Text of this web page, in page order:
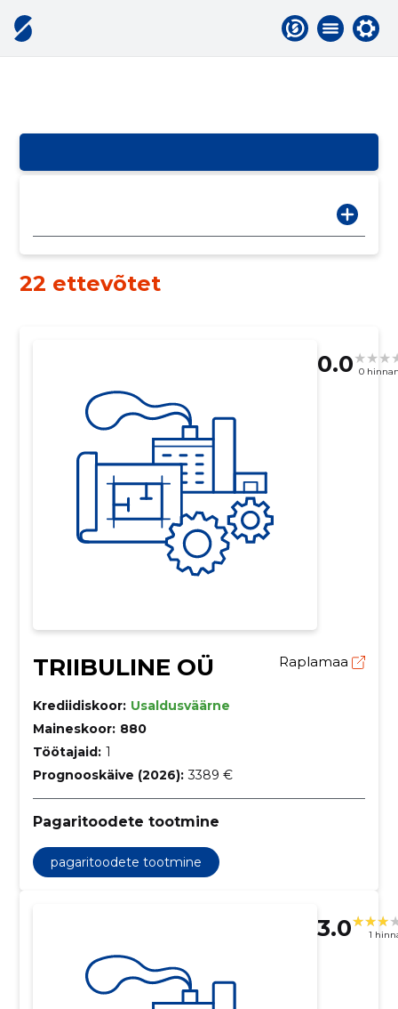
22 ettevõtet
0.0 0
TRIIBULINE OÜ Raplamaa
Krediidiskoor: Usaldusväärne
Maineskoor: 880
Töötajaid: 1
Prognooskäive (2026): 3389 €
Pagaritoodete tootmine
pagaritoodete tootmine
3.0 1